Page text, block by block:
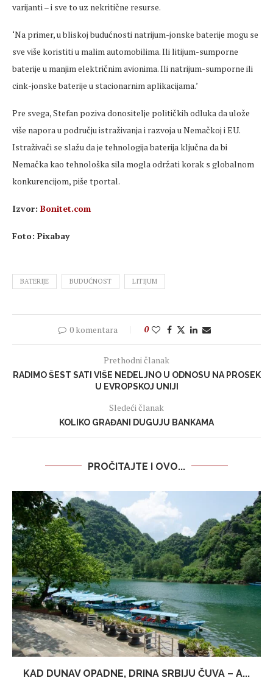
varijanti – i sve to uz nekritične resurse.
‘Na primer, u bliskoj budućnosti natrijum-jonske baterije mogu se
sve više koristiti u malim automobilima. Ili litijum-sumporne
baterije u manjim električnim avionima. Ili natrijum-sumporne ili
cink-jonske baterije u stacionarnim aplikacijama.’
Pre svega, Stefan poziva donositelje političkih odluka da ulože
više napora u području istraživanja i razvoja u Nemačkoj i EU.
Istraživači se slažu da je tehnologija baterija ključna da bi
Nemačka kao tehnološka sila mogla održati korak s globalnom
konkurencijom, piše tportal.
Izvor: Bonitet.com
Foto: Pixabay
BATERIJE BUDUĆNOST LITIJUM
0 komentara 0
Prethodni članak
RADIMO ŠEST SATI VIŠE NEDELJNO U ODNOSU NA PROSEK
U EVROPSKOJ UNIJI
Sledeći članak
KOLIKO GRAĐANI DUGUJU BANKAMA
PROČITAJTE I OVO...
KAD DUNAV OPADNE, DRINA SRBIJU ČUVA – A...